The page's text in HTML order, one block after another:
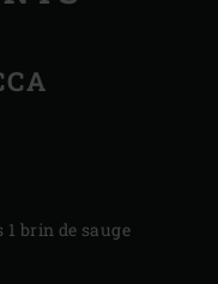
1 brin de sauge